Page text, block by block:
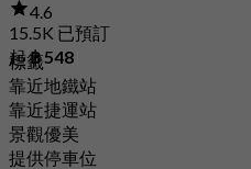
4.6
15.5K 已預訂
起฿ 548
標籤
靠近地鐵站
靠近捷運站
景觀優美
提供停車位